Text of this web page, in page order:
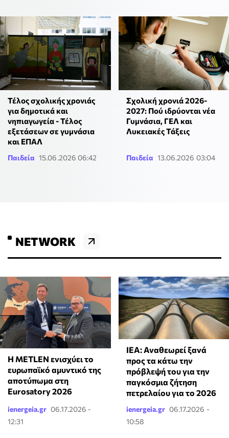
Τέλος σχολικής χρονιάς
για δημοτικά και
νηπιαγωγεία - Τέλος
εξετάσεων σε γυμνάσια
και ΕΠΑΛ
Παιδεία 15.06.2026 06:42
Σχολική χρονιά 2026-
2027: Πού ιδρύονται νέα
Γυμνάσια, ΓΕΛ και
Λυκειακές Τάξεις
Παιδεία 13.06.2026 03:04
NETWORK
Η METLEN ενισχύει το
ευρωπαϊκό αμυντικό της
αποτύπωμα στη
Eurosatory 2026
ienergeia.gr 06.17.2026 -
12:31
ΙΕΑ: Αναθεωρεί ξανά
προς τα κάτω την
πρόβλεψή του για την
παγκόσμια ζήτηση
πετρελαίου για το 2026
ienergeia.gr 06.17.2026 -
10:58